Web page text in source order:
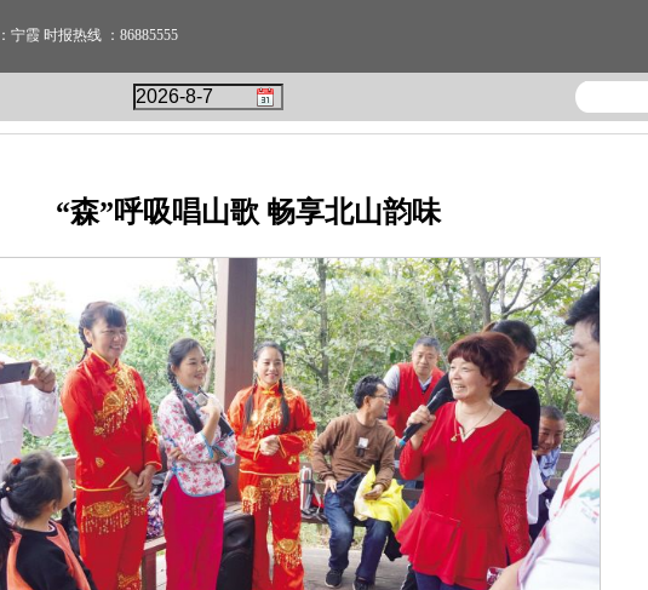
宁霞 时报热线 ：86885555
“森”呼吸唱山歌 畅享北山韵味